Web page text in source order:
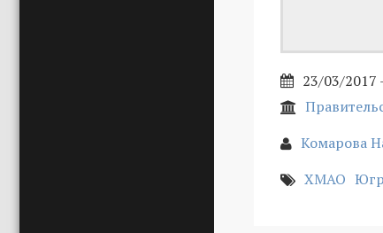
23/03/2017
Комарова
ХМАО